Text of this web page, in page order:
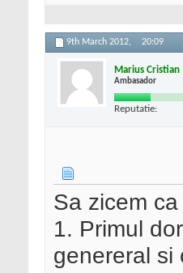
9th March 2012, 20:09
Marius Cristian
Ambasador
Reputatie:
Sa zicem
1. Primul
genereral si